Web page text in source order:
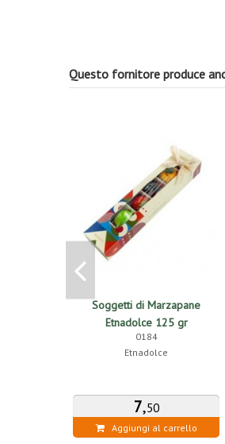
Questo fornitore produce
Soggetti di Marzapane
Etnadolce 125 gr
0184
Etnadolce
7,50
Aggiungi al carrello